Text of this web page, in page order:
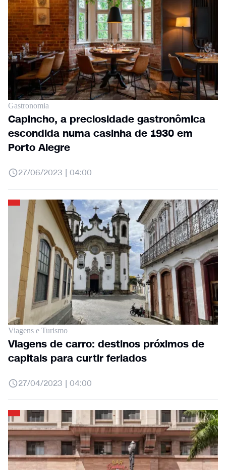
Gastronomia
Capincho, a preciosidade gastronômica
escondida numa casinha de 1930 em
Porto Alegre
27/06/2023 | 04:00
Viagens e Turismo
Viagens de carro: destinos próximos de
capitais para curtir feriados
27/04/2023 | 04:00